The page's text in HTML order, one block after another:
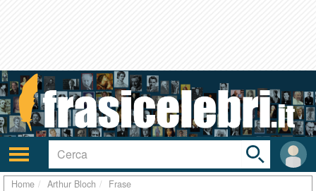
Attiva/disattiva
navigazione
User
area
Toggle
search
bar
Home Arthur Bloch Frase